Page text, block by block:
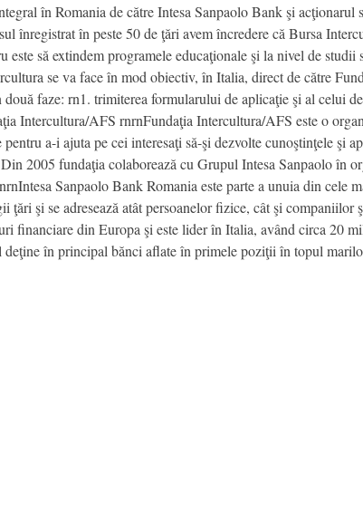
în Romania de către Intesa Sanpaolo Bank şi acţionarul
înregistrat în peste 50 de ţări avem încredere că Bursa
să extindem programele educaţionale şi la nivel de studii
se va face în mod obiectiv, în Italia, direct de către
faze: rn1. trimiterea formularului de aplicaţie şi al celui
Intercultura/AFS rnrnFundaţia Intercultura/AFS este o
a-i ajuta pe cei interesaţi să-şi dezvolte cunoştinţele şi
2005 fundaţia colaborează cu Grupul Intesa Sanpaolo în
Sanpaolo Bank Romania este parte a unuia din cele
şi se adresează atât persoanelor fizice, cât şi
financiare din Europa şi este lider în Italia, având circa 20
în principal bănci aflate în primele poziţii în topul